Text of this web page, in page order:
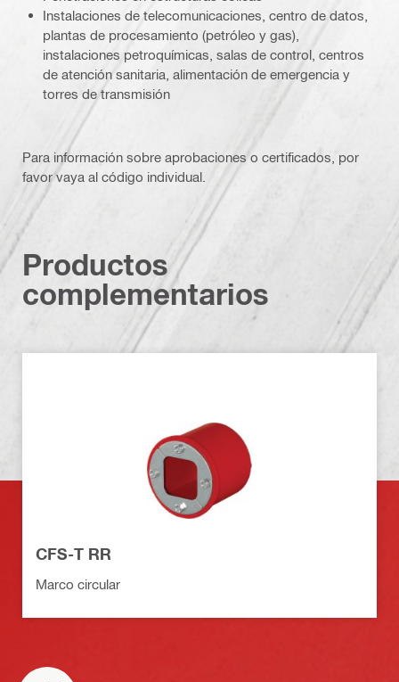
Instalaciones de telecomunicaciones, centro de datos,
plantas de procesamiento (petróleo y gas),
instalaciones petroquímicas, salas de control, centros
de atención sanitaria, alimentación de emergencia y
torres de transmisión
Para información sobre aprobaciones o certificados, por
favor vaya al código individual.
Productos
complementarios
CFS-T RR
Marco circular